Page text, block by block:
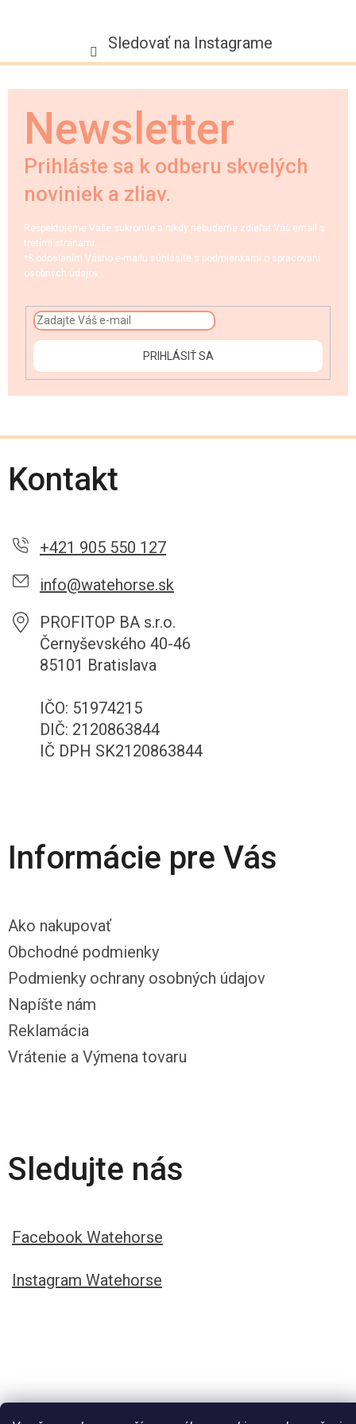
Sledovať na Instagrame
Newsletter
Prihláste sa k odberu skvelých
noviniek a zliav.
Rešpektujeme Vaše súkromie a nikdy nebudeme zdieľať Váš email s
tretími stranami.
*S odoslaním Vášho e-mailu súhlasíte s podmienkami o spracovaní
osobných údajov.
PRIHLÁSIŤ SA
Kontakt
+421 905 550 127
info@watehorse.sk
PROFITOP BA s.r.o.
Černyševského 40-46
85101 Bratislava
IČO: 51974215
DIČ: 2120863844
IČ DPH SK2120863844
Informácie pre Vás
Ako nakupovať
Obchodné podmienky
Podmienky ochrany osobných údajov
Napíšte nám
Reklamácia
Vrátenie a Výmena tovaru
Sledujte nás
Facebook Watehorse
Instagram Watehorse